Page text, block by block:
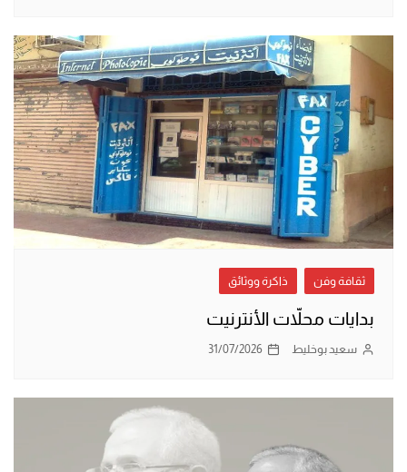
ثقافة وفن ذاكرة ووثائق
بدايات محلاّت الأنترنيت
سعيد بوخليط 31/07/2026